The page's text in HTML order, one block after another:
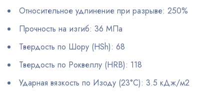
Относительное удлинение при разрыве: 250%
Прочность на изгиб: 36 МПа
Твердость по Шору (HSh): 68
Твердость по Роквеллу (HRB): 118
Ударная вязкость по Изоду (23°C): 3.5 кДж/м2